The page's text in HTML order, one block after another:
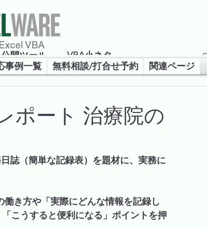
VBA
事例一覧 無料相談/打合せ予約 関連ページ
公開ツール VBA小ネタ
ポート 治療院の
誌（簡単な記録表）を題材に、実務に
こうすると便利になる」ポイントを押